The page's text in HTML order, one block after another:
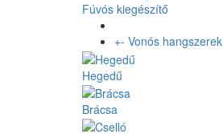
Fúvós kiegészítő
+- Vonós hangszerek
Hegedű
Brácsa